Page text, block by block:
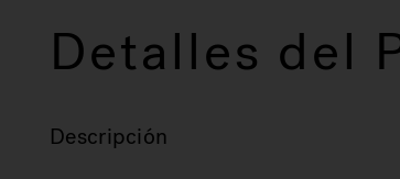
Detalles del
Descripción